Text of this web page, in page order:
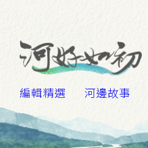
編輯精選 河邊故事